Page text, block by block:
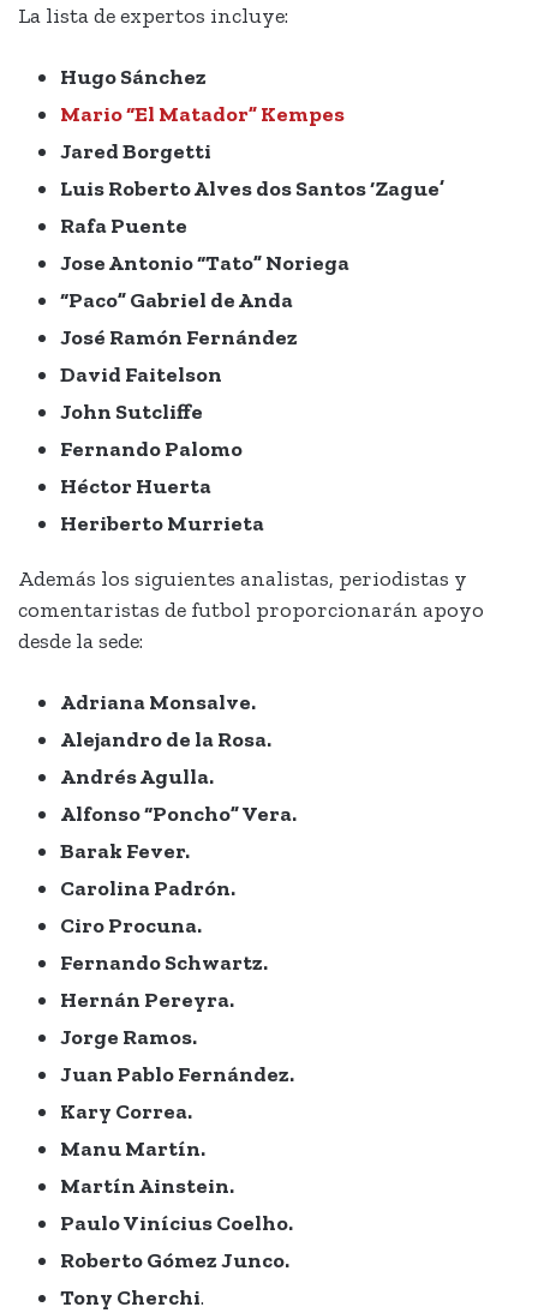
La lista de expertos incluye:
Hugo Sánchez
Mario “El Matador” Kempes
Jared Borgetti
Luis Roberto Alves dos Santos ‘Zague’
Rafa Puente
Jose Antonio “Tato” Noriega
“Paco” Gabriel de Anda
José Ramón Fernández
David Faitelson
John Sutcliffe
Fernando Palomo
Héctor Huerta
Heriberto Murrieta
Además los siguientes analistas, periodistas y
comentaristas de futbol proporcionarán apoyo
desde la sede:
Adriana Monsalve.
Alejandro de la Rosa.
Andrés Agulla.
Alfonso “Poncho” Vera.
Barak Fever.
Carolina Padrón.
Ciro Procuna.
Fernando Schwartz.
Hernán Pereyra.
Jorge Ramos.
Juan Pablo Fernández.
Kary Correa.
Manu Martín.
Martín Ainstein.
Paulo Vinícius Coelho.
Roberto Gómez Junco.
Tony Cherchi.